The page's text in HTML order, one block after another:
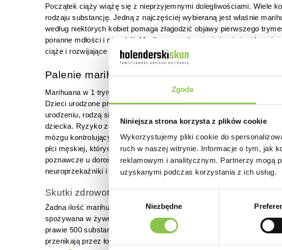
Zgoda
Niniejsza strona korzysta z plików cookie
Wykorzystujemy pliki cookie do
ruch w naszej witrynie. Informacje o tym, jak
reklamowym i analitycznym. Partnerzy mogą
uzyskanymi podczas korzystania z ich usług.
Wybór
zgody
Niezbędne
Początek ciąży wiążę się z nieprzyjemnymi dolegliwościami. Wiele
rodzaju substancję. Jedną z najczęściej wybieraną jest właśnie
według niektórych kobiet pomaga złagodzić objawy pierwszego
poranne mdłości i niepokój. Marihuana podczas ciąży nie jest
ciąże i rozwijające się dziecko, a także na rozwój dziecka po porodzie.
Palenie marihuany w pierwszych tygodniach
Marihuana w 1 trymestrze ciąży zwiększa ryzyko ciąży i zdrowego
Dzieci urodzone przez matki spożywające marihuanę częściej
urodzeniu, rodzą się przedwcześnie i mają mniejszą główkę.
dziecka. Ryzyko zdrowotne wynikające z palenia marihuany w
mózgu kontrolujący emocje, zwany ciałem migdałowatym, w
płci męskiej, których matki paliły trawkę podczas ciąży. A ponieważ
poznawcze u dorosłych, może mieć podobny wpływ na rozwijające
neuroprzekaźniki i biochemię mózgu płodu, a także na
Skutki zdrowotne marihuany podczas ciąży
Żadna ilość marihuany nie jest bezpieczna podczas ciąży lub
spożywana w żywności, jej spożycie jest szczególnie ryzykowne dla
prawie 500 substancji chemicznych, w tym zmieniający umysł
przenikają przez łożysko kobiety do jej dziecka w czasie ciąży.